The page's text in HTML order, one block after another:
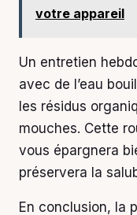
votre appareil
Un entretien
avec de l’eau
les résidus
mouches. Cette
vous épargnera
préservera la
En conclusion, la